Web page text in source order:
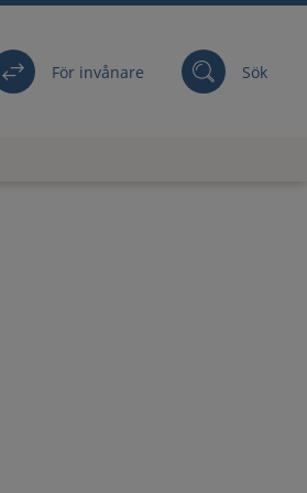
För invånare Sök